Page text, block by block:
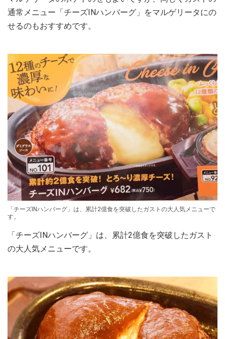
通常メニュー「チーズINハンバーグ」をマルゲリータにの
せるのもおすすめです。
「チーズINハンバーグ」は、累計2億食を突破したガストの大人気メニューで
す。
「チーズINハンバーグ」は、累計2億食を突破したガスト
の大人気メニューです。